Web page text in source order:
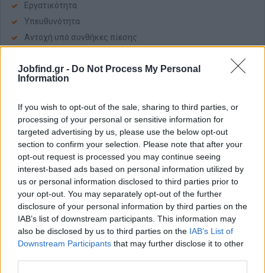
Jobfind.gr - Do Not Process My Personal
Information
If you wish to opt-out of the sale, sharing to third parties, or
processing of your personal or sensitive information for
targeted advertising by us, please use the below opt-out
section to confirm your selection. Please note that after your
opt-out request is processed you may continue seeing
interest-based ads based on personal information utilized by
us or personal information disclosed to third parties prior to
your opt-out. You may separately opt-out of the further
disclosure of your personal information by third parties on the
IAB’s list of downstream participants. This information may
also be disclosed by us to third parties on the IAB’s List of
Downstream Participants that may further disclose it to other
Εργατικότητα
Υπευθυνότητα
Αντοχή υπό συνθήκες πίεσης
εξασφάλιση ποιότητας και βέλτιστου αποτελέσματος.
Ομαδικό πνεύμα εργασίας
Εκπληρωμένες στρατιωτικές υποχρεώσεις
Παροχές
Δυνατότητα σύμβασης αορίστου χρόνου
Πλήρης απασχόληση
Σταθερός και ανταγωνιστικός μισθός
Ενδοεπιχειρησιακή εκπαίδευση
Ευκαιρίες εξέλιξης